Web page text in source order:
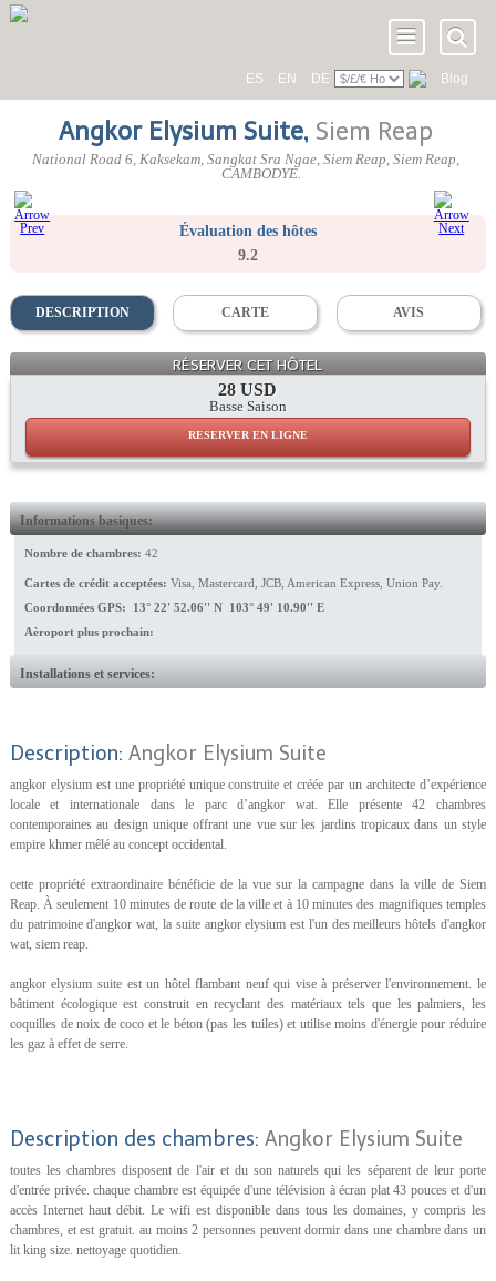
ES EN DE Blog
Angkor Elysium Suite, Siem Reap
National Road 6, Kaksekam, Sangkat Sra Ngae, Siem Reap, Siem Reap,
CAMBODYE.
Évaluation des hôtes
9.2
DESCRIPTION CARTE AVIS
RÉSERVER CET HÔTEL
28 USD
Basse Saison
RESERVER EN LIGNE
Informations basiques:
Nombre de chambres: 42
Cartes de crédit acceptées: Visa, Mastercard, JCB, American Express, Union Pay.
Coordonnées GPS: 13° 22' 52.06'' N 103° 49' 10.90'' E
Aèroport plus prochain:
Installations et services:
Description: Angkor Elysium Suite
angkor elysium est une propriété unique construite et créée par un architecte d’expérience
locale et internationale dans le parc d’angkor wat. Elle présente 42 chambres
contemporaines au design unique offrant une vue sur les jardins tropicaux dans un style
empire khmer mêlé au concept occidental.
cette propriété extraordinaire bénéficie de la vue sur la campagne dans la ville de Siem
Reap. À seulement 10 minutes de route de la ville et à 10 minutes des magnifiques temples
du patrimoine d'angkor wat, la suite angkor elysium est l'un des meilleurs hôtels d'angkor
wat, siem reap.
angkor elysium suite est un hôtel flambant neuf qui vise à préserver l'environnement. le
bâtiment écologique est construit en recyclant des matériaux tels que les palmiers, les
coquilles de noix de coco et le béton (pas les tuiles) et utilise moins d'énergie pour réduire
les gaz à effet de serre.
Description des chambres: Angkor Elysium Suite
toutes les chambres disposent de l'air et du son naturels qui les séparent de leur porte
d'entrée privée. chaque chambre est équipée d'une télévision à écran plat 43 pouces et d'un
accès Internet haut débit. Le wifi est disponible dans tous les domaines, y compris les
chambres, et est gratuit. au moins 2 personnes peuvent dormir dans une chambre dans un
lit king size. nettoyage quotidien.